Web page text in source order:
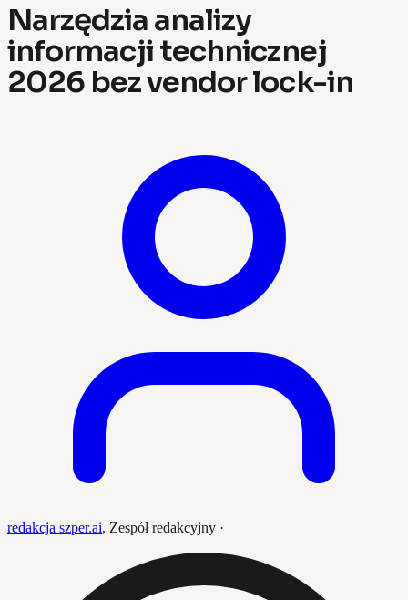
Narzędzia analizy
informacji technicznej
2026 bez vendor lock-in
redakcja szper.ai, Zespół redakcyjny ·